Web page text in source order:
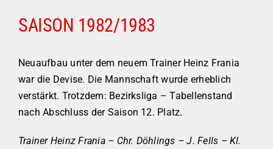
SAISON 1982/1983
Neuaufbau unter dem neuem Trainer Heinz Frania
war die Devise. Die Mannschaft wurde erheblich
verstärkt. Trotzdem: Bezirksliga – Tabellenstand
nach Abschluss der Saison 12. Platz.
Trainer Heinz Frania – Chr. Döhlings – J. Fells – Kl.